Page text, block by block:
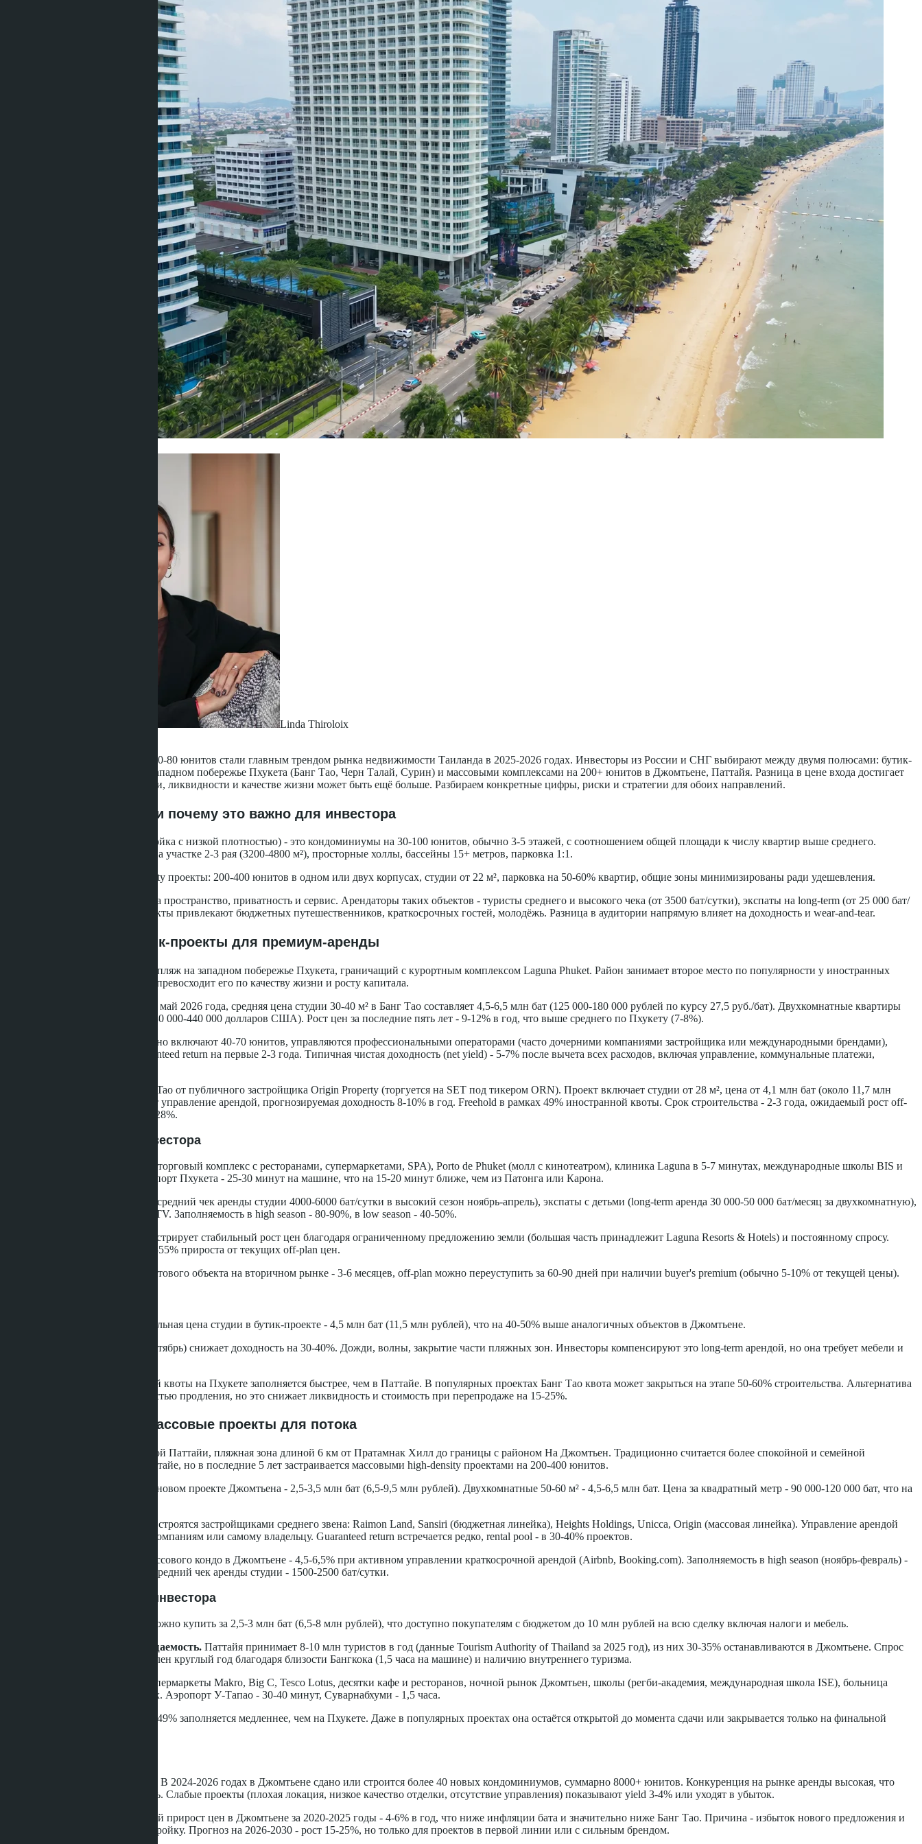
Linda Thiroloix
Low-density кондоминиумы на 30-80 юнитов стали главным трендом рынка недвижимости Таиланда в 2025-2026 годах. Инвесторы из России и СНГ выбирают между двумя полюсами: бутик-
проектами премиум-класса на западном побережье Пхукета (Банг Тао, Черн Талай, Сурин) и массовыми комплексами на 200+ юнитов в Джомтьене, Паттайя. Разница в цене входа достигает
40-60%, но разница в доходности, ликвидности и качестве жизни может быть ещё больше. Разбираем конкретные цифры, риски и стратегии для обоих направлений.
Что такое low-density и почему это важно для инвестора
Low-density (малоэтажная застройка с низкой плотностью) - это кондоминиумы на 30-100 юнитов, обычно 3-5 этажей, с соотношением общей площади к числу квартир выше среднего.
Типичный пример: 60 юнитов на участке 2-3 рая (3200-4800 м²), просторные холлы, бассейны 15+ метров, парковка 1:1.
Противоположность - high-density проекты: 200-400 юнитов в одном или двух корпусах, студии от 22 м², парковка на 50-60% квартир, общие зоны минимизированы ради удешевления.
Покупатели low-density платят за пространство, приватность и сервис. Арендаторы таких объектов - туристы среднего и высокого чека (от 3500 бат/сутки), экспаты на long-term (от 25 000 бат/
месяц), семьи. High-density проекты привлекают бюджетных путешественников, краткосрочных гостей, молодёжь. Разница в аудитории напрямую влияет на доходность и wear-and-tear.
Банг Тао, Пхукет: бутик-проекты для премиум-аренды
Банг Тао - шестикилометровый пляж на западном побережье Пхукета, граничащий с курортным комплексом Laguna Phuket. Район занимает второе место по популярности у иностранных
покупателей после Патонга, но превосходит его по качеству жизни и росту капитала.
По данным веб-исследования за май 2026 года, средняя цена студии 30-40 м² в Банг Тао составляет 4,5-6,5 млн бат (125 000-180 000 рублей по курсу 27,5 руб./бат). Двухкомнатные квартиры
60-90 м² стоят 8,5-16 млн бат (230 000-440 000 долларов США). Рост цен за последние пять лет - 9-12% в год, что выше среднего по Пхукету (7-8%).
Бутик-проекты в Банг Тао обычно включают 40-70 юнитов, управляются профессиональными операторами (часто дочерними компаниями застройщика или международными брендами),
предлагают rental pool или guaranteed return на первые 2-3 года. Типичная чистая доходность (net yield) - 5-7% после вычета всех расходов, включая управление, коммунальные платежи,
Пример: Origin Residences Bang Tao от публичного застройщика Origin Property (торгуется на SET под тикером ORN). Проект включает студии от 28 м², цена от 4,1 млн бат (около 11,7 млн
рублей). Застройщик предлагает управление арендой, прогнозируемая доходность 8-10% в год. Freehold в рамках 49% иностранной квоты. Срок строительства - 2-3 года, ожидаемый рост off-
plan цены к моменту сдачи - 20-28%.
Плюсы Банг Тао для инвестора
Boat Avenue (торговый комплекс с ресторанами, супермаркетами, SPA), Porto de Phuket (молл с кинотеатром), клиника Laguna в 5-7 минутах, международные школы BIS и
HeadStart в радиусе 10 км. Аэропорт Пхукета - 25-30 минут на машине, что на 15-20 минут ближе, чем из Патонга или Карона.
Премиум-туристы (средний чек аренды студии 4000-6000 бат/сутки в высокий сезон ноябрь-апрель), экспаты с детьми (long-term аренда 30 000-50 000 бат/месяц за двухкомнатную),
цифровые кочевники с визой DTV. Заполняемость в high season - 80-90%, в low season - 40-50%.
Банг Тао демонстрирует стабильный рост цен благодаря ограниченному предложению земли (большая часть принадлежит Laguna Resorts & Hotels) и постоянному спросу.
Прогноз на 2026-2030 годы - 40-55% прироста от текущих off-plan цен.
Срок продажи готового объекта на вторичном рынке - 3-6 месяцев, off-plan можно переуступить за 60-90 дней при наличии buyer's premium (обычно 5-10% от текущей цены).
Минимальная цена студии в бутик-проекте - 4,5 млн бат (11,5 млн рублей), что на 40-50% выше аналогичных объектов в Джомтьене.
Low season (май-октябрь) снижает доходность на 30-40%. Дожди, волны, закрытие части пляжных зон. Инвесторы компенсируют это long-term арендой, но она требует мебели и
49% иностранной квоты на Пхукете заполняется быстрее, чем в Паттайе. В популярных проектах Банг Тао квота может закрыться на этапе 50-60% строительства. Альтернатива
- leasehold на 30 лет с возможностью продления, но это снижает ликвидность и стоимость при перепродаже на 15-25%.
Джомтьен, Паттайя: массовые проекты для потока
Джомтьен - южная часть Большой Паттайи, пляжная зона длиной 6 км от Пратамнак Хилл до границы с районом На Джомтьен. Традиционно считается более спокойной и семейной
альтернативой центральной Паттайе, но в последние 5 лет застраивается массовыми high-density проектами на 200-400 юнитов.
Средняя цена студии 25-30 м² в новом проекте Джомтьена - 2,5-3,5 млн бат (6,5-9,5 млн рублей). Двухкомнатные 50-60 м² - 4,5-6,5 млн бат. Цена за квадратный метр - 90 000-120 000 бат, что на
Massive-проекты (200+ юнитов) строятся застройщиками среднего звена: Raimon Land, Sansiri (бюджетная линейка), Heights Holdings, Unicca, Origin (массовая линейка). Управление арендой
обычно передаётся сторонним компаниям или самому владельцу. Guaranteed return встречается редко, rental pool - в 30-40% проектов.
Типичная чистая доходность массового кондо в Джомтьене - 4,5-6,5% при активном управлении краткосрочной арендой (Airbnb, Booking.com). Заполняемость в high season (ноябрь-февраль) -
70-85%, в low season - 30-45%. Средний чек аренды студии - 1500-2500 бат/сутки.
Плюсы Джомтьена для инвестора
Студию можно купить за 2,5-3 млн бат (6,5-8 млн рублей), что доступно покупателям с бюджетом до 10 млн рублей на всю сделку включая налоги и мебель.
Высокая туристическая посещаемость. Паттайя принимает 8-10 млн туристов в год (данные Tourism Authority of Thailand за 2025 год), из них 30-35% останавливаются в Джомтьене. Спрос
на краткосрочную аренду стабилен круглый год благодаря близости Бангкока (1,5 часа на машине) и наличию внутреннего туризма.
Супермаркеты Makro, Big C, Tesco Lotus, десятки кафе и ресторанов, ночной рынок Джомтьен, школы (регби-академия, международная школа ISE), больница
Паттайя Мемориал в 10 минутах. Аэропорт У-Тапао - 30-40 минут, Суварнабхуми - 1,5 часа.
В Паттайе квота 49% заполняется медленнее, чем на Пхукете. Даже в популярных проектах она остаётся открытой до момента сдачи или закрывается только на финальной
В 2024-2026 годах в Джомтьене сдано или строится более 40 новых кондоминиумов, суммарно 8000+ юнитов. Конкуренция на рынке аренды высокая, что
давит на ставки и заполняемость. Слабые проекты (плохая локация, низкое качество отделки, отсутствие управления) показывают yield 3-4% или уходят в убыток.
Средний прирост цен в Джомтьене за 2020-2025 годы - 4-6% в год, что ниже инфляции бата и значительно ниже Банг Тао. Причина - избыток нового предложения и
отсутствие ограничений на застройку. Прогноз на 2026-2030 - рост 15-25%, но только для проектов в первой линии или с сильным брендом.